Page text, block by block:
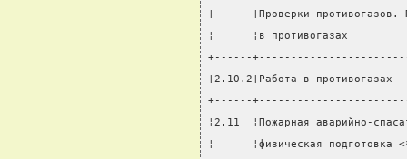
¦      ¦Проверки
¦      ¦в противогазах
+------
¦2.10.2¦Работа в
+------
¦2.11  ¦Пожарная аварийно-
¦      ¦физическая